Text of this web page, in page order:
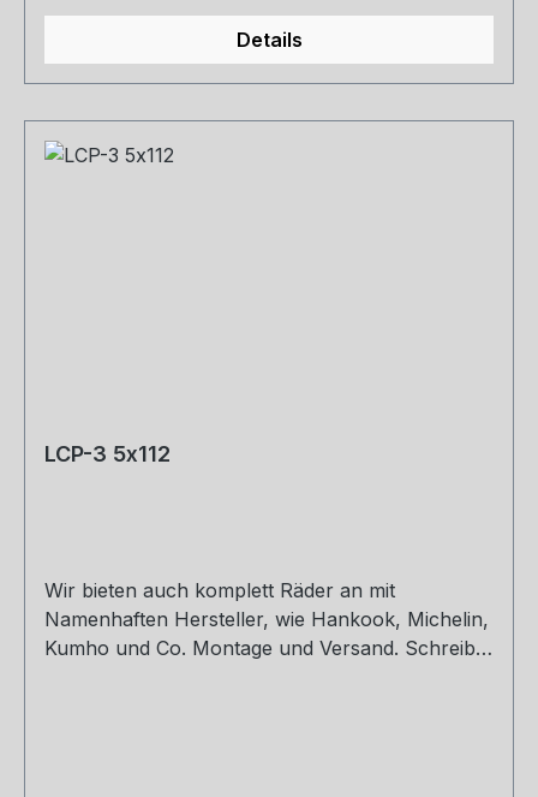
Details
LCP-3 5x112
Wir bieten auch komplett Räder an mit
Namenhaften Hersteller, wie Hankook, Michelin,
Kumho und Co. Montage und Versand. Schreibt